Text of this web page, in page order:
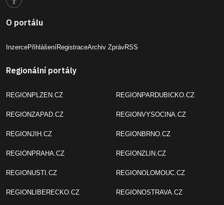
O portálu
InzercePřihlášeníRegistraceArchiv ZprávRSS
Regionální portály
REGIONPLZEN.CZ
REGIONZAPAD.CZ
REGIONJIH.CZ
REGIONPRAHA.CZ
REGIONUSTI.CZ
REGIONLIBERECKO.CZ
REGIONPARDUBICKO.CZ
REGIONVYSOCINA.CZ
REGIONBRNO.CZ
REGIONZLIN.CZ
REGIONOLOMOUC.CZ
REGIONOSTRAVA.CZ